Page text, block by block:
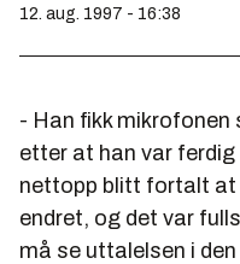
12. aug. 1997 - 16:38
- Han fikk
etter at han var
nettopp blitt fortalt at
endret, og det var
må se uttalelsen i